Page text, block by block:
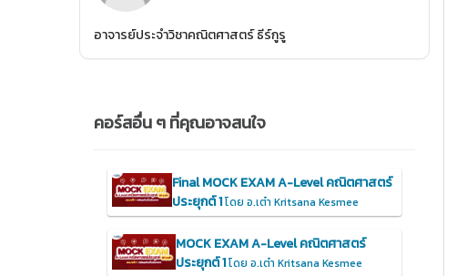
อาจารย์ประจำวิชาคณิตศาสตร์ ธีร์กูรู
คอร์สอื่น ๆ ที่คุณอาจสนใจ
Final MOCK EXAM A-Level คณิตศาสตร์
ประยุกต์ 1โดย อ.เต๋า Kritsana Kesmee
MOCK EXAM A-Level คณิตศาสตร์
ประยุกต์ 1โดย อ.เต๋า Kritsana Kesmee